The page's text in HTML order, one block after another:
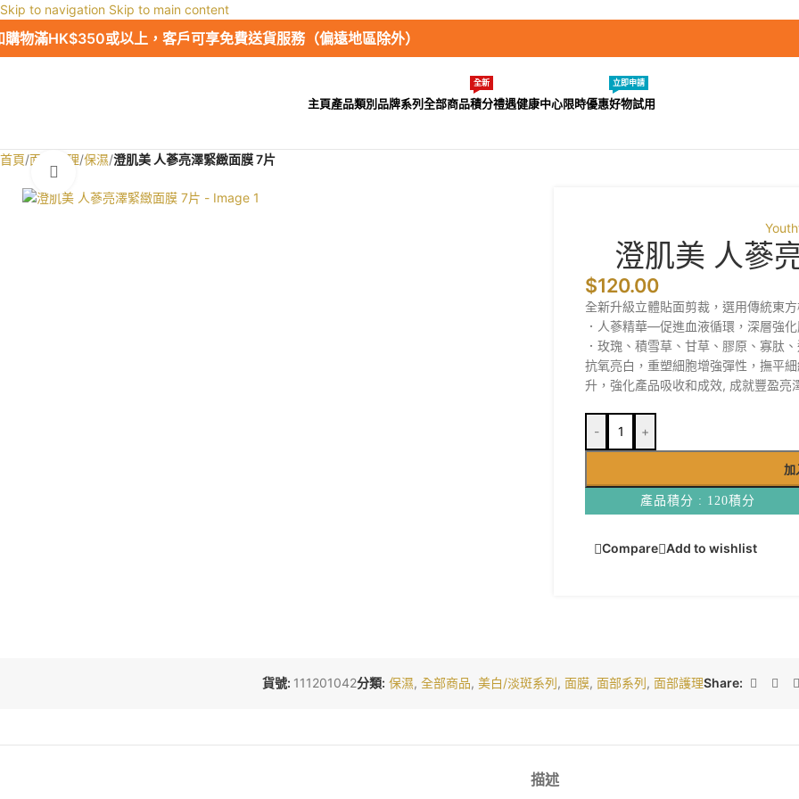
Skip to navigation Skip to main content
購物滿HK$350或以上，客戶可享免費送貨服務（偏遠地區除外）
主頁產品類別品牌系列全部商品積分禮遇
全新
健康中心限時優惠好物試用
立即申請
首頁/面部護理/保濕/澄肌美 人蔘亮澤緊緻面膜 7片
澄肌美 人蔘
$120.00
全新升級立體貼面剪裁，選用傳統東
．人蔘精華—促進血液循環，深層強
．玫瑰、積雪草、甘草、膠原、寡肽
抗氧亮白，重塑細胞增強彈性，撫平
升，強化產品吸收和成效, 成就豐盈亮
- +
加
產品積分 : 120積分
Compare Add to wishlist
貨號: 111201042分類: 保濕, 全部商品, 美白/淡斑系列, 面膜, 面部系列, 面部護理Share:
描述